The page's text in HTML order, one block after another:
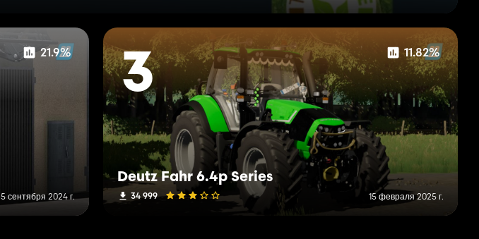
21.9%
5 сентября 2024 г.
3 11.82%
Deutz Fahr 6.4p Series
34 999 15 февраля 2025 г.